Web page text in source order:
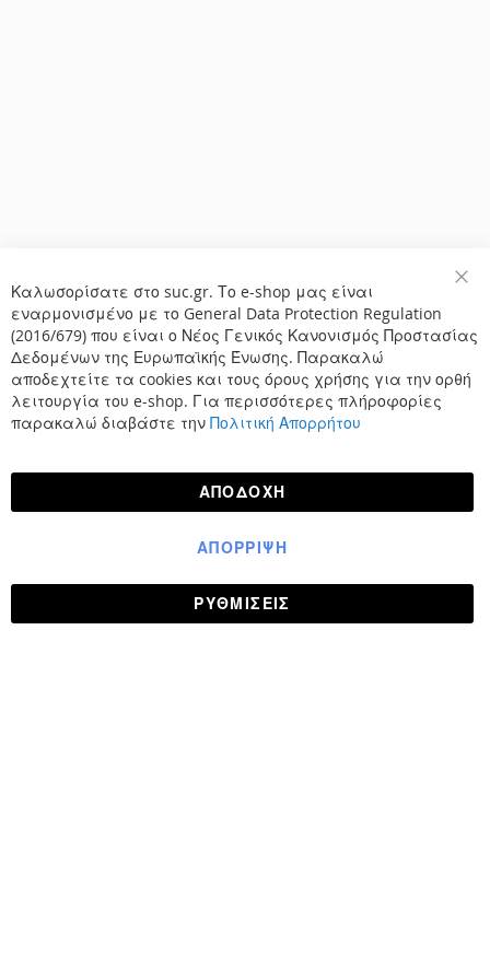
Καλωσορίσατε στο suc.gr. Το e-shop μας είναι
εναρμονισμένο με το General Data Protection Regulation
(2016/679) που είναι ο Νέος Γενικός Κανονισμός Προστασίας
Δεδομένων της Ευρωπαϊκής Ένωσης. Παρακαλώ
αποδεχτείτε τα cookies και τους όρους χρήσης για την ορθή
λειτουργία του e-shop. Για περισσότερες πλήροφορίες
παρακαλώ διαβάστε την Πολιτική Απορρήτου
ΑΠΟΔΟΧΉ
ΡΥΘΜΊΣΕΙΣ
ΑΠΌΡΡΙΨΗ